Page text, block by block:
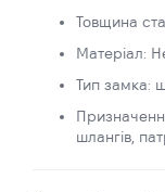
Товщина
Матеріал:
Тип замка:
шлангів,